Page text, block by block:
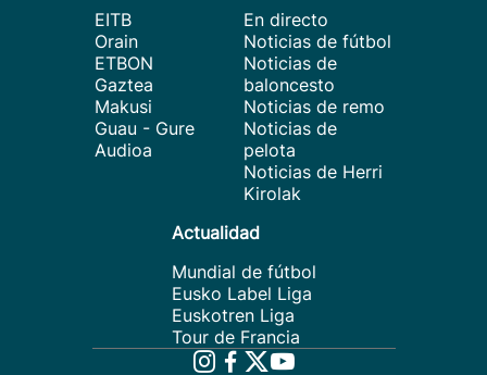
EITB
Orain
ETBON
Gaztea
Makusi
Guau - Gure
Audioa
En directo
Noticias de fútbol
Noticias de
baloncesto
Noticias de remo
Noticias de
pelota
Noticias de Herri
Kirolak
Actualidad
Mundial de fútbol
Eusko Label Liga
Euskotren Liga
Tour de Francia